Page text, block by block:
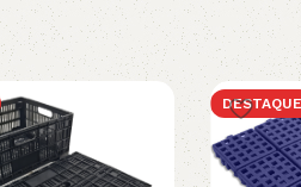
DESTAQUE